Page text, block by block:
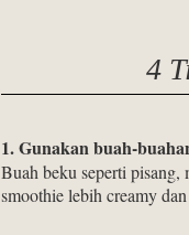
4
1. Gunakan buah-
Buah beku seperti pisang,
smoothie lebih creamy